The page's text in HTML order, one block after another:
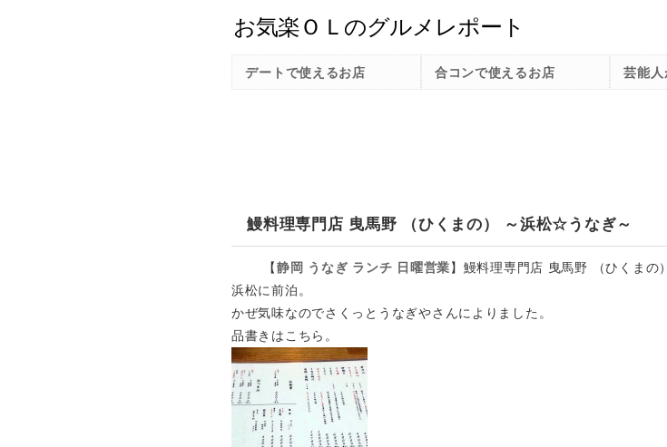
鰻料理専門店 曳馬野 （ひくまの） ～浜松☆うなぎ～
【静岡 うなぎ ランチ 日曜営業】 鰻料理専門店 曳馬野 （ひくま
浜松に前泊。
かぜ気味なのでさくっとうなぎやさんによりました。
品書きはこちら。
デートで使えるお店 合コンで使えるお店 芸能人